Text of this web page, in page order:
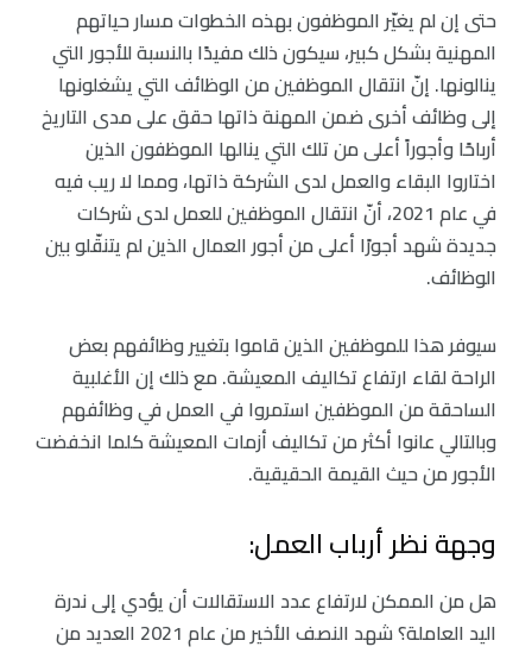
حتى إن لم يغيّر الموظفون بهذه الخطوات مسار حياتهم
المهنية بشكل كبير، سيكون ذلك مفيدًا بالنسبة للأجور التي
ينالونها. إنّ انتقال الموظفين من الوظائف التي يشغلونها
إلى وظائف أخرى ضمن المهنة ذاتها حقق على مدى التاريخ
أرباحًا وأجوراً أعلى من تلك التي ينالها الموظفون الذين
اختاروا البقاء والعمل لدى الشركة ذاتها، ومما لا ريب فيه
في عام 2021، أنّ انتقال الموظفين للعمل لدى شركات
جديدة شهد أجورًا أعلى من أجور العمال الذين لم يتنقّلو بين
الوظائف.
سيوفر هذا للموظفين الذين قاموا بتغيير وظائفهم بعض
الراحة لقاء ارتفاع تكاليف المعيشة. مع ذلك إن الأغلبية
الساحقة من الموظفين استمروا في العمل في وظائفهم
وبالتالي عانوا أكثر من تكاليف أزمات المعيشة كلما انخفضت
الأجور من حيث القيمة الحقيقية.
وجهة نظر أرباب العمل:
هل من الممكن لارتفاع عدد الاستقالات أن يؤدي إلى ندرة
اليد العاملة؟ شهد النصف الأخير من عام 2021 العديد من